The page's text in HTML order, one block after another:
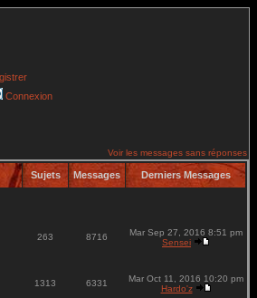
Connexion
Voir les messages sans réponses
Sujets Messages Derniers Messages
263 8716
Mar Sep 27, 2016 8:51 pm
Sensei
1313 6331
Mar Oct 11, 2016 10:20 pm
Hardo'z